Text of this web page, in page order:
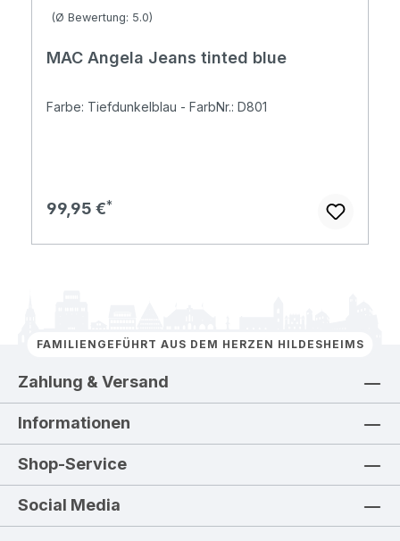
Durchschnittliche Bewertung von 4.96 von 5 Sternen
(Ø Bewertung: 5.0)
MAC Angela Jeans tinted blue
Farbe: Tiefdunkelblau - FarbNr.: D801
Regulärer Preis:
99,95 €
FAMILIENGEFÜHRT AUS DEM HERZEN HILDESHEIMS
Zahlung & Versand
Informationen
Shop-Service
Social Media